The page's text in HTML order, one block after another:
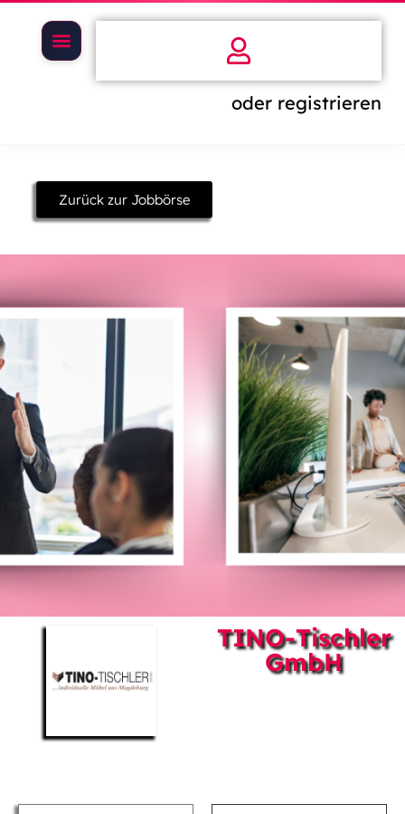
oder registrieren
Zurück zur Jobbörse
TINO-Tischler
GmbH